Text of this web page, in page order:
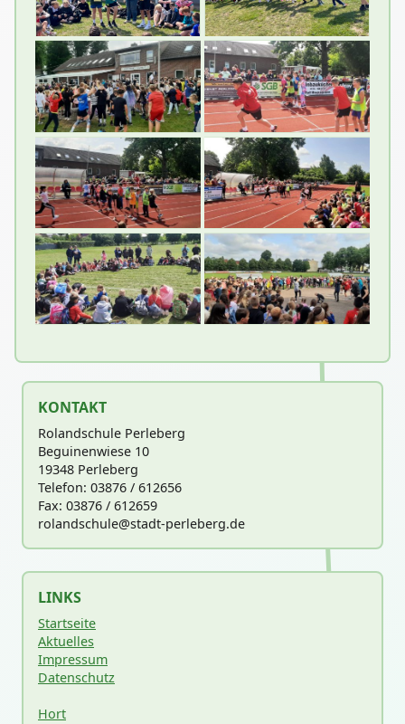
KONTAKT
Rolandschule Perleberg
Beguinenwiese 10
19348 Perleberg
Telefon: 03876 / 612656
Fax: 03876 / 612659
rolandschule@stadt-perleberg.de
LINKS
Startseite
Aktuelles
Impressum
Datenschutz
Hort